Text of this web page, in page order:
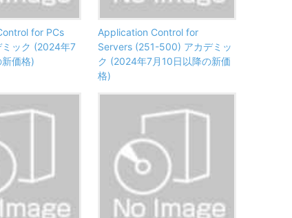
for PCs
ック (2024年7
価格)
Application Control for
Servers (251-500) アカデミッ
ク (2024年7月10日以降の新価
格)